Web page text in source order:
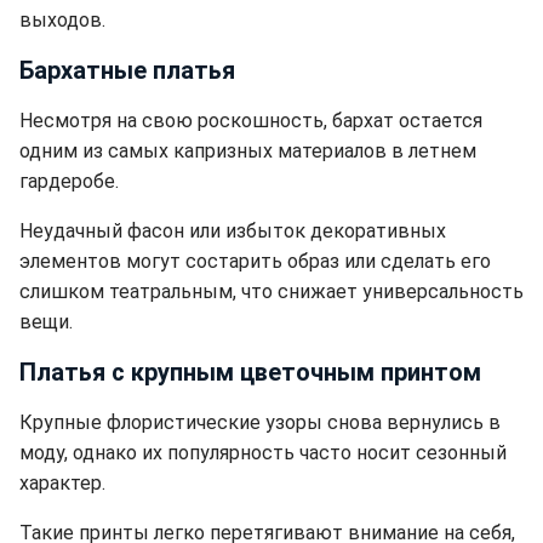
выходов.
Бархатные платья
Несмотря на свою роскошность, бархат остается
одним из самых капризных материалов в летнем
гардеробе.
Неудачный фасон или избыток декоративных
элементов могут состарить образ или сделать его
слишком театральным, что снижает универсальность
вещи.
Платья с крупным цветочным принтом
Крупные флористические узоры снова вернулись в
моду, однако их популярность часто носит сезонный
характер.
Такие принты легко перетягивают внимание на себя,